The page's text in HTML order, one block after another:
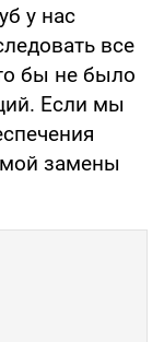
у нас
все
бы не было
Если мы
замены